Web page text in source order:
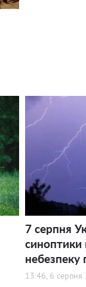
7 серпня
небезпеку
13:46, 6 серпня